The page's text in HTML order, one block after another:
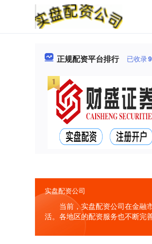
正规配资平台排行 已收录
实盘配资公司
当前，实盘配资公司在金融
活。各地区的配资服务也不断完